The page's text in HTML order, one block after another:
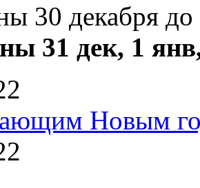
30 декабря
31 дек, 1
Новым